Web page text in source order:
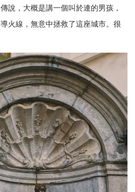
說，大概是講一個叫於連的男孩，
火線，無意中拯救了這座城市。很